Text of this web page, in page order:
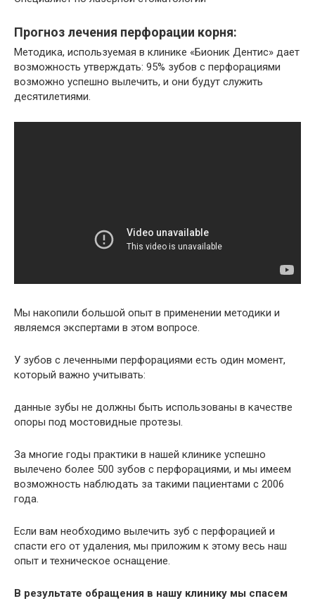
Прогноз лечения перфорации корня:
Методика, используемая в клинике «Бионик Дентис» дает
возможность утверждать: 95% зубов с перфорациями
возможно успешно вылечить, и они будут служить
десятилетиями.
Мы накопили большой опыт в применении методики и
являемся экспертами в этом вопросе.
У зубов с леченными перфорациями есть один момент,
который важно учитывать:
данные зубы не должны быть использованы в качестве
опоры под мостовидные протезы.
За многие годы практики в нашей клинике успешно
вылечено более 500 зубов с перфорациями, и мы имеем
возможность наблюдать за такими пациентами с 2006
года.
Если вам необходимо вылечить зуб с перфорацией и
спасти его от удаления, мы приложим к этому весь наш
опыт и техническое оснащение.
В результате обращения в нашу клинику мы спасем